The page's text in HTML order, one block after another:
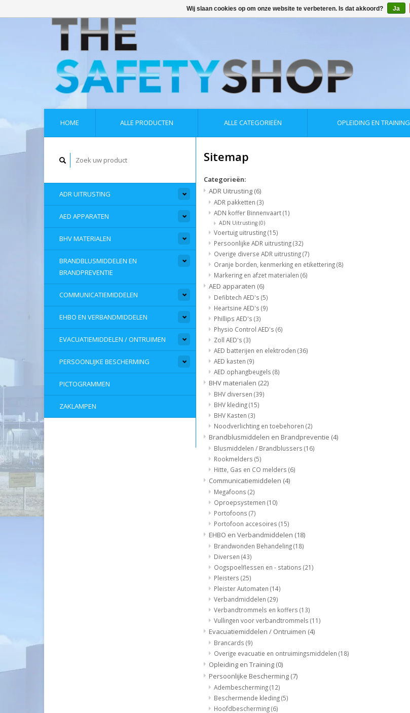
HOME ALLE PRODUCTEN ALLE CATEGORIEËN OPLEIDING EN TRAINING
ADR UITRUSTING
AED APPARATEN
BHV MATERIALEN
BRANDBLUSMIDDELEN EN
BRANDPREVENTIE
COMMUNICATIEMIDDELEN
EHBO EN VERBANDMIDDELEN
EVACUATIEMIDDELEN / ONTRUIMEN
PERSOONLIJKE BESCHERMING
PICTOGRAMMEN
ZAKLAMPEN
Sitemap
Categorieën:
ADR Uitrusting (6)
ADR pakketten (3)
ADN koffer Binnenvaart(1)
ADN Uitrusting (0)
Voertuig uitrusting(15)
Persoonlijke ADR uitrusting(32)
Overige diverse ADR uitrusting(7)
Oranje borden, kenmerking en etikettering(8)
Markering en afzet materialen (6)
AED apparaten (6)
Defibtech AED's (5)
Heartsine AED's (9)
Phillips AED's (3)
Physio Control AED's (6)
Zoll AED's (3)
AED batterijen en elektroden (36)
AED kasten (9)
AED ophangbeugels (8)
BHV materialen (22)
BHV diversen (39)
BHV kleding(15)
BHV Kasten (3)
Noodverlichting en toebehoren (2)
Brandblusmiddelen en Brandpreventie (4)
Blusmiddelen / Brandblussers (16)
Rookmelders (5)
Hitte, Gas en CO melders (6)
Communicatiemiddelen (4)
Megafoons (2)
Oproepsystemen (10)
Portofoons (7)
Portofoon accesoires (15)
EHBO en Verbandmiddelen (18)
Brandwonden Behandeling(18)
Diversen (43)
Oogspoelflessen en - stations (21)
Pleisters (25)
Pleister Automaten (14)
Verbandmiddelen (29)
Verbandtrommels en koffers (13)
Vullingen voor verbandtrommels (11)
Evacuatiemiddelen / Ontruimen (4)
Brancards (9)
Overige evacuatie en ontruimingsmiddelen (18)
Opleiding en Training (0)
Persoonlijke Bescherming (7)
Adembescherming(12)
Beschermende kleding(5)
Hoofdbescherming(6)
Wij slaan cookies op om onze website te verbeteren. Is dat akkoord? Ja